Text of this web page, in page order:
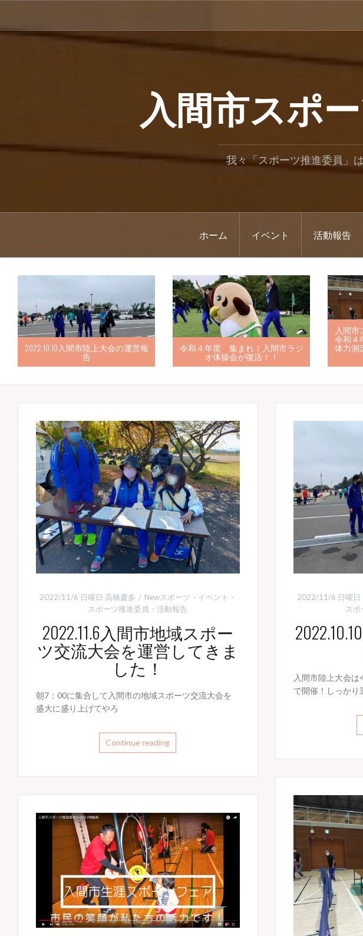
テ
入間市スポ
我々「スポーツ推進委員」
ホーム イベント 活動報告
2022.10.10入間市陸上大会の運営報
告
令和４年度 集まれ！入間市ラジ
オ体操会が復活！！
入間市
令和４
体力測
2022/11/6 日曜日 高橋慶多 Newスポーツ ・ イベント ・
スポーツ推進委員 ・活動報告
2022.11.6入間市地域スポー
ツ交流大会を運営してきま
した！
朝7：00に集合して入間市の地域スポーツ交流大会を
盛大に盛り上げてやろ
Continue reading
2022/11/6 日曜日
スポ
入間市陸上大会は
で開催！しっかり